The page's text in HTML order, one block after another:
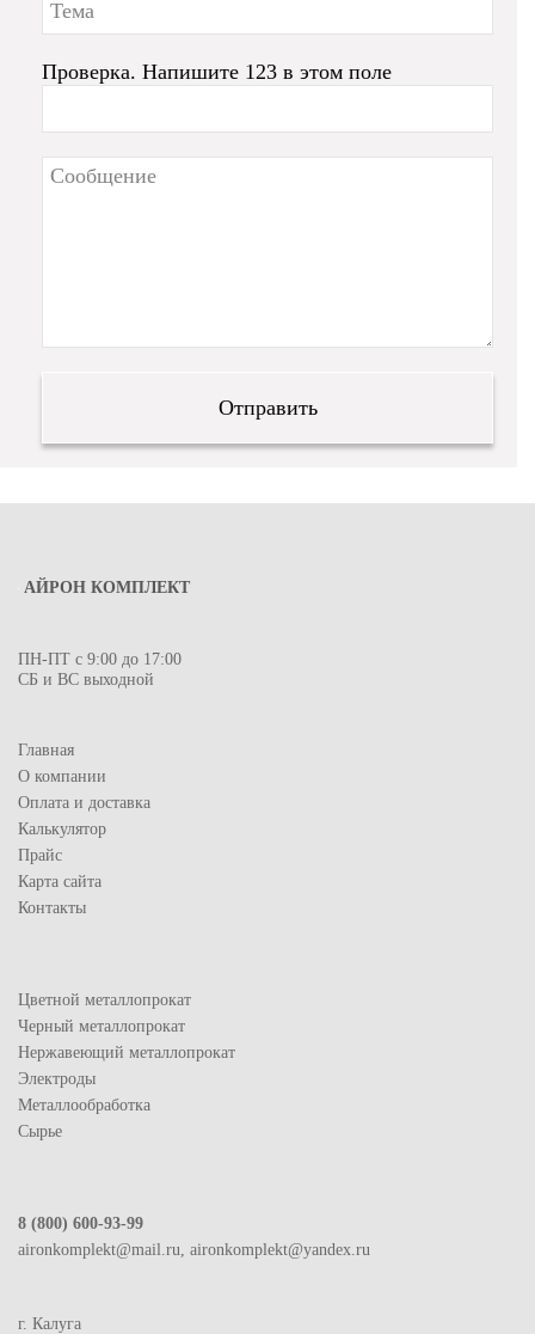
Проверка. Напишите 123 в этом поле
АЙРОН КОМПЛЕКТ
ПН-ПТ с 9:00 до 17:00
СБ и ВС выходной
Главная
О компании
Оплата и доставка
Калькулятор
Прайс
Карта сайта
Контакты
Цветной металлопрокат
Черный металлопрокат
Нержавеющий металлопрокат
Электроды
Металлообработка
Сырье
8 (800) 600-93-99
aironkomplekt@mail.ru, aironkomplekt@yandex.ru
г. Калуга